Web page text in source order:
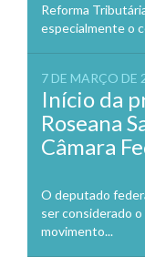
Reforma
especialmente o
7 DE MARÇO DE
Início da
Roseana
Câmara
O deputado
ser considerado
movimento...